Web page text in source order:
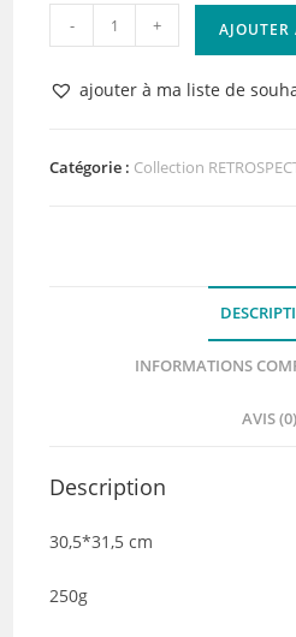
quantité
de
Papier
Présentation
unis
- +
ajouter à ma liste de
Catégorie : Collection
INFORMATIONS
AVIS (0)
Description
30,5*31,5 cm
250g